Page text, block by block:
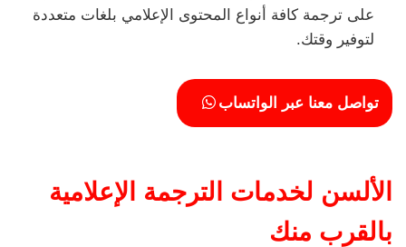
على ترجمة كافة أنواع المحتوى الإعلامي بلغات متعددة
لتوفير وقتك.
تواصل معنا عبر الواتساب
الألسن لخدمات الترجمة الإعلامية
بالقرب منك